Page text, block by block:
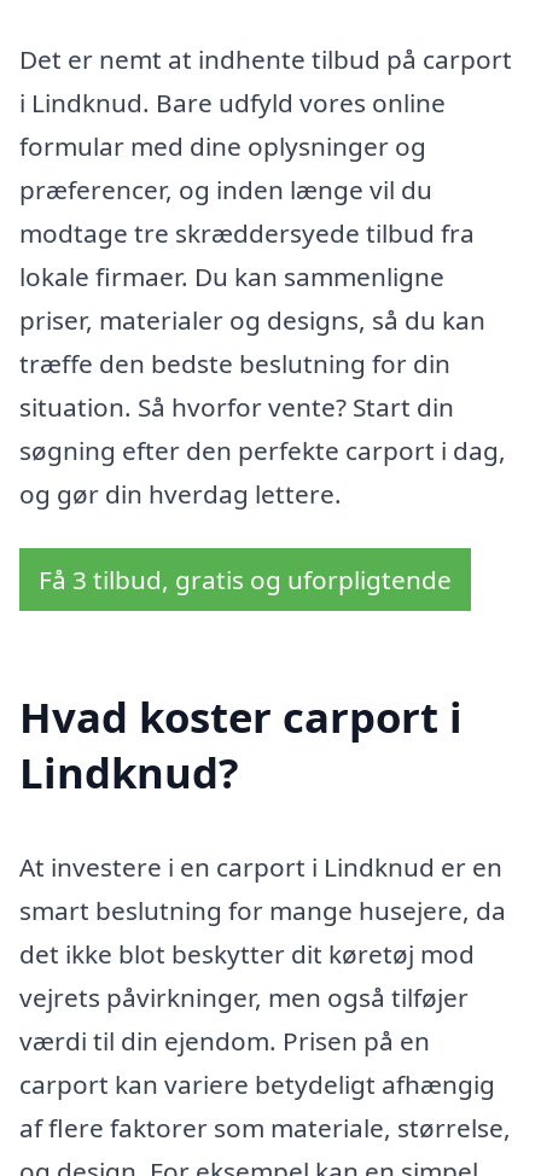
Det er nemt at indhente tilbud på carport
i Lindknud. Bare udfyld vores online
formular med dine oplysninger og
præferencer, og inden længe vil du
modtage tre skræddersyede tilbud fra
lokale firmaer. Du kan sammenligne
priser, materialer og designs, så du kan
træffe den bedste beslutning for din
situation. Så hvorfor vente? Start din
søgning efter den perfekte carport i dag,
og gør din hverdag lettere.
Få 3 tilbud, gratis og uforpligtende
Hvad koster carport i
Lindknud?
At investere i en carport i Lindknud er en
smart beslutning for mange husejere, da
det ikke blot beskytter dit køretøj mod
vejrets påvirkninger, men også tilføjer
værdi til din ejendom. Prisen på en
carport kan variere betydeligt afhængig
af flere faktorer som materiale, størrelse,